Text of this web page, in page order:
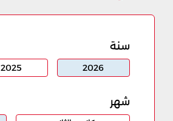
سنة
2026
2025
شهر